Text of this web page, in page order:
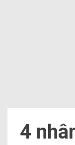
4